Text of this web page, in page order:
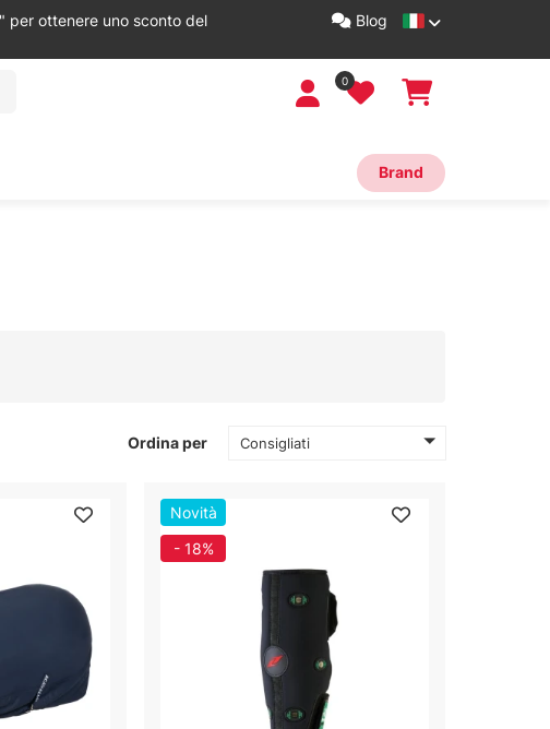
per ottenere uno sconto del
Blog
0
Brand
Ordina per Consigliati
Novità
- 18%